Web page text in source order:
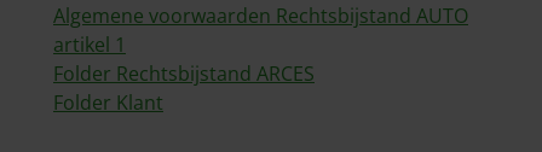
Algemene voorwaarden Rechtsbijstand AUTO
artikel 1
Folder Rechtsbijstand ARCES
Folder Klant